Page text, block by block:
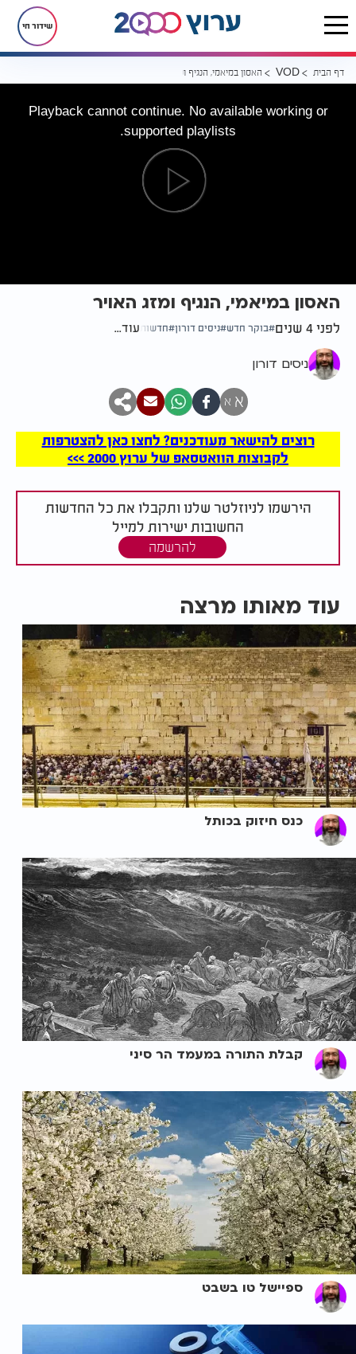
שידור חי
דף הבית VOD האסון במיאמי, הנגיף ומזג האויר
Playback cannot continue. No available working or
supported playlists.
האסון במיאמי, הנגיף ומזג האויר
לפני 4 שנים בוקר חדש ניסים דורון חדשות עוד...
ניסים דורון
א א
רוצים להישאר מעודכנים? לחצו כאן להצטרפות
לקבוצות הוואטסאפ של ערוץ 2000 >>>
הירשמו לניוזלטר שלנו ותקבלו את כל החדשות
החשובות ישירות למייל
להרשמה
עוד מאותו מרצה
כנס חיזוק בכותל
קבלת התורה במעמד הר סיני
ספיישל טו בשבט